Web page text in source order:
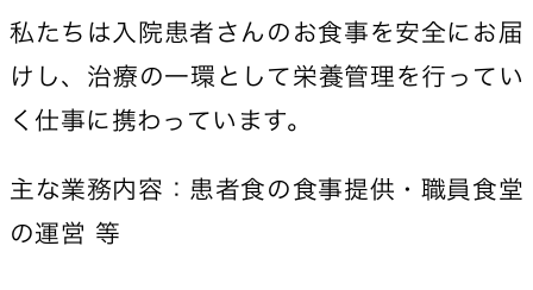
私たちは入院患者さんのお食事を安全にお届
けし、治療の一環として栄養管理を行ってい
く仕事に携わっています。
主な業務内容：患者食の食事提供・職員食堂
の運営 等